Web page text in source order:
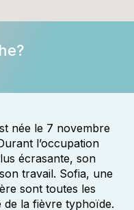
née le 7 novembre
l’occupation
écrasante, son
travail. Sofia, une
sont toutes les
de la fièvre typhoïde.